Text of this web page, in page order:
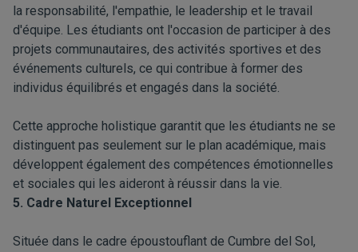
la responsabilité, l'empathie, le leadership et le travail
d'équipe. Les étudiants ont l'occasion de participer à des
projets communautaires, des activités sportives et des
événements culturels, ce qui contribue à former des
individus équilibrés et engagés dans la société.
Cette approche holistique garantit que les étudiants ne se
distinguent pas seulement sur le plan académique, mais
développent également des compétences émotionnelles
et sociales qui les aideront à réussir dans la vie.
5. Cadre Naturel Exceptionnel
Située dans le cadre époustouflant de Cumbre del Sol,